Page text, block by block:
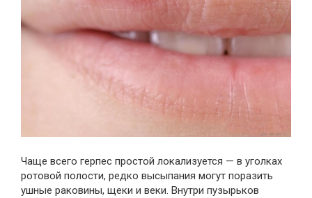
Чаще всего герпес простой локализуется — в уголках
ротовой полости, редко высыпания могут поразить
ушные раковины, щеки и веки. Внутри пузырьков